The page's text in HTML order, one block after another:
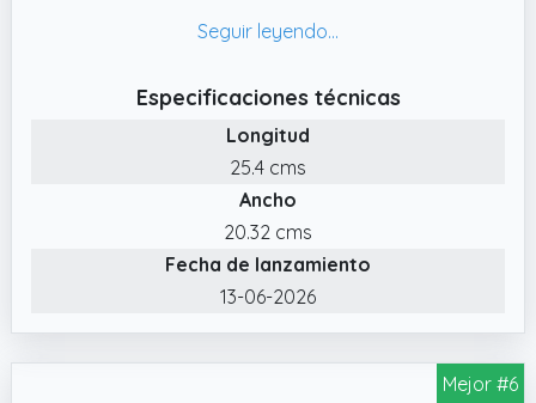
✔️ Base de goma antideslizante. La base de
firme en su lugar incluso con un uso
frecuente, lo que permite trabajar y jugar sin
✔️ Borde de bloqueo de precisión. Las
costuras de precisión de 360° protegen los
bordes de la alfombrilla, previniendo
eficazmente la deformación y los daños,
✔️ Lista de empaque. Recibirás 4 alfombrillas
negras clásicas de 260 x 210 x 3 mm, fáciles
Especificaciones técnicas
Longitud
25.4 cms
Ancho
20.32 cms
Fecha de lanzamiento
13-06-2026
Mejor #6